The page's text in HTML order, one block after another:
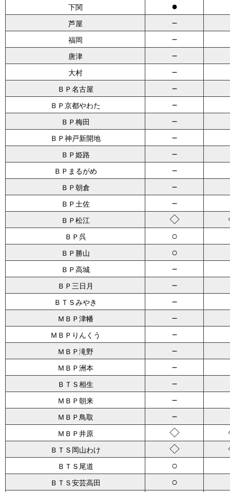
下関 ●
芦屋 －
福岡 －
唐津 －
大村 －
ＢＰ名古屋 －
ＢＰ京都やわた －
ＢＰ梅田 －
ＢＰ神戸新開地 －
ＢＰ姫路 －
ＢＰまるがめ －
ＢＰ朝倉 －
ＢＰ土佐 －
ＢＰ松江 ◇
ＢＰ呉 ○
ＢＰ勝山 ○
ＢＰ高城 －
ＢＰ三日月 －
ＢＴＳみやき －
ＭＢＰ津幡 －
ＭＢＰりんくう －
ＭＢＰ滝野 －
ＭＢＰ洲本 －
ＢＴＳ相生 －
ＭＢＰ朝来 －
ＭＢＰ鳥取 －
ＭＢＰ井原 ◇
ＢＴＳ岡山わけ ◇
ＢＴＳ尾道 ○
ＢＴＳ安芸高田 ○